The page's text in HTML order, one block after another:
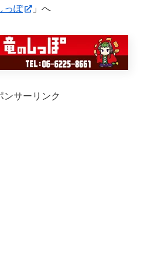
っぽ
」へ
ンサーリンク